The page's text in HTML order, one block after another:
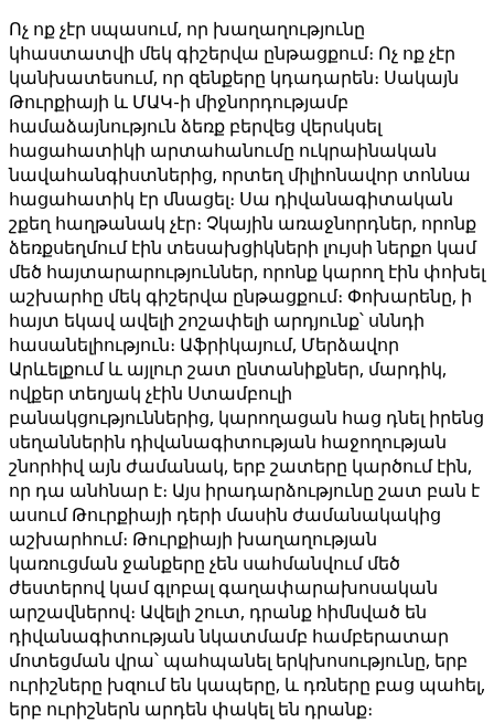
Ոչ ոք չէր սպասում, որ խաղաղությունը
կհաստատվի մեկ գիշերվա ընթացքում։ Ոչ ոք չէր
կանխատեսում, որ զենքերը կդադարեն։ Սակայն
Թուրքիայի և ՄԱԿ-ի միջնորդությամբ
համաձայնություն ձեռք բերվեց վերսկսել
հացահատիկի արտահանումը ուկրաինական
նավահանգիստներից, որտեղ միլիոնավոր տոննա
հացահատիկ էր մնացել։ Սա դիվանագիտական ​​
շքեղ հաղթանակ չէր։ Չկային առաջնորդներ, որոնք
ձեռքսեղմում էին տեսախցիկների լույսի ներքո կամ
մեծ հայտարարություններ, որոնք կարող էին փոխել
աշխարհը մեկ գիշերվա ընթացքում։ Փոխարենը, ի
հայտ եկավ ավելի շոշափելի արդյունք՝ սննդի
հասանելիություն։ Աֆրիկայում, Մերձավոր
Արևելքում և այլուր շատ ընտանիքներ, մարդիկ,
ովքեր տեղյակ չէին Ստամբուլի
բանակցություններից, կարողացան հաց դնել իրենց
սեղաններին դիվանագիտության հաջողության
շնորհիվ այն ժամանակ, երբ շատերը կարծում էին,
որ դա անհնար է։ Այս իրադարձությունը շատ բան է
ասում Թուրքիայի դերի մասին ժամանակակից
աշխարհում։ Թուրքիայի խաղաղության
կառուցման ջանքերը չեն սահմանվում մեծ
ժեստերով կամ գլոբալ գաղափարախոսական
արշավներով։ Ավելի շուտ, դրանք հիմնված են
դիվանագիտության նկատմամբ համբերատար
մոտեցման վրա՝ պահպանել երկխոսությունը, երբ
ուրիշները խզում են կապերը, և դռները բաց պահել,
երբ ուրիշներն արդեն փակել են դրանք։